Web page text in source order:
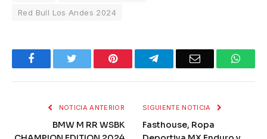
Red Bull Los Andes 2024
Facebook Pinterest TelegramEmail
NOTICIA ANTERIOR
BMW M RR WSBK
SIGUIENTE NOTICIA
Fasthouse, Ropa